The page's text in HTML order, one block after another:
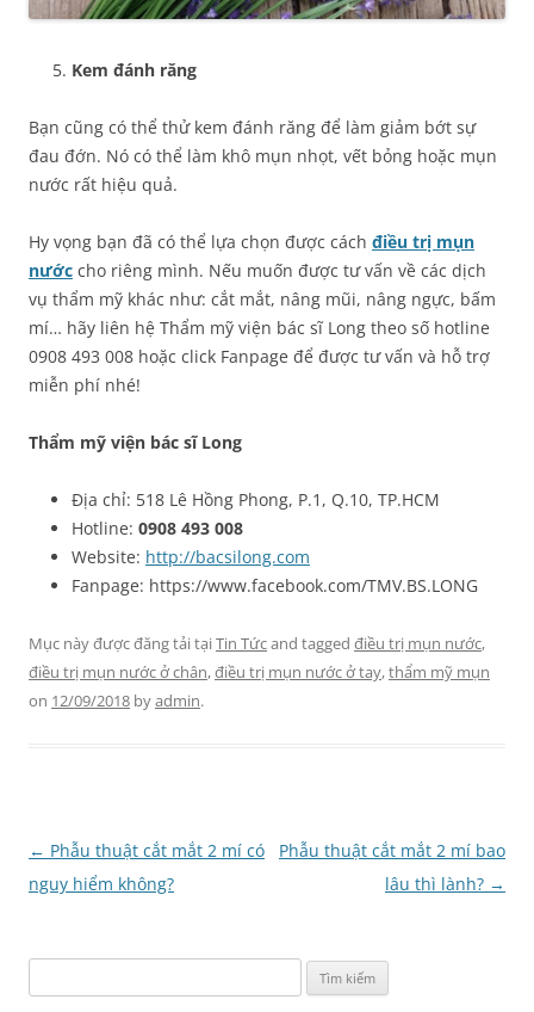
Kem đánh răng
Bạn cũng có thể thử kem đánh răng để làm giảm bớt sự
đau đớn. Nó có thể làm khô mụn nhọt, vết bỏng hoặc mụn
nước rất hiệu quả.
Hy vọng bạn đã có thể lựa chọn được cách điều trị mụn
nước cho riêng mình. Nếu muốn được tư vấn về các dịch
vụ thẩm mỹ khác như: cắt mắt, nâng mũi, nâng ngực, bấm
mí… hãy liên hệ Thẩm mỹ viện bác sĩ Long theo số hotline
0908 493 008 hoặc click Fanpage để được tư vấn và hỗ trợ
miễn phí nhé!
Thẩm mỹ viện bác sĩ Long
Địa chỉ: 518 Lê Hồng Phong, P.1, Q.10, TP.HCM
Hotline: 0908 493 008
Website: http://bacsilong.com
Fanpage: https://www.facebook.com/TMV.BS.LONG
Mục này được đăng tải tạiTin Tứcand tagged điều trị mụn nước,
điều trị mụn nước ở chân,điều trị mụn nước ở tay,thẩm mỹ mụn
on 12/09/2018 byadmin.
Điều
hướng
← Phẫu thuật cắt mắt 2 mí có
nguy hiểm không?
Phẫu thuật cắt mắt 2 mí bao
lâu thì lành? →
kiếm